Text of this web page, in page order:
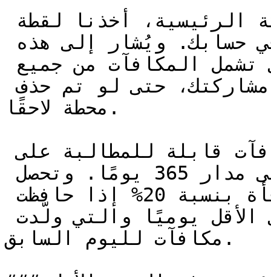
المحطات ضمن حسابك منذ بداية مشاركتك، حتى لو تم حذف
محطة لاحقًا.
سيتم إعادة إصدار هذه كمكافآت قابلة للمطالبة على
مكافآت لليوم السابق.